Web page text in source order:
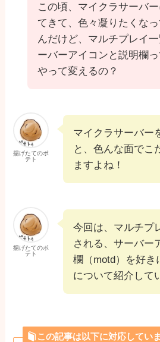
この頃、マイクラサーバ
てきて、色々凝りたくな
んだけど、マルチプレイ
ーバーアイコンと説明欄っ
やって変えるの？
揚げたてのポ
テト
マイクラサーバー
と、色んな面でこ
ますよね！
揚げたてのポ
テト
今回は、マルチプ
される、サーバー
欄（motd）を好き
について紹介して
この記事は以下に対応してい